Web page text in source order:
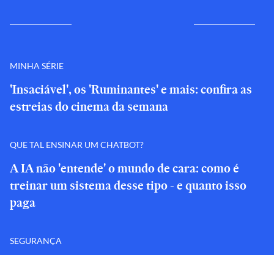
MINHA SÉRIE
'Insaciável', os 'Ruminantes' e mais: confira as
estreias do cinema da semana
QUE TAL ENSINAR UM CHATBOT?
A IA não 'entende' o mundo de cara: como é
treinar um sistema desse tipo - e quanto isso
paga
SEGURANÇA